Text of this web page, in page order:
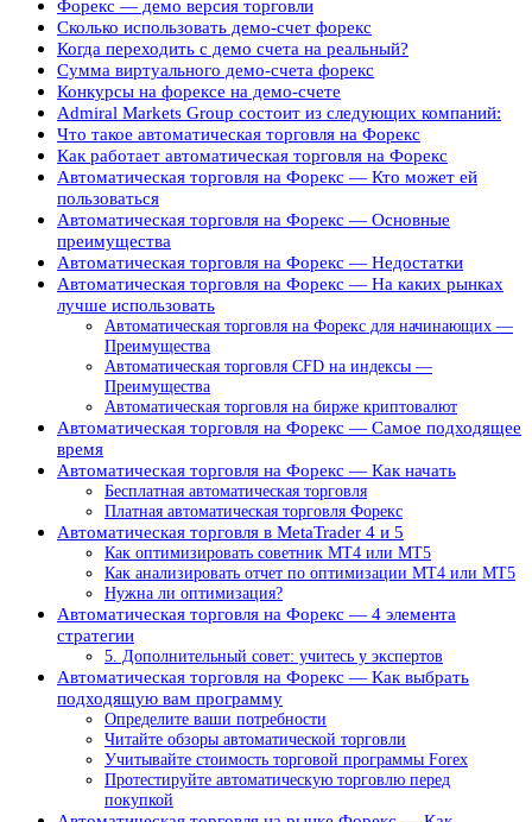
Форекс — демо версия торговли
Сколько использовать демо-счет форекс
Когда переходить с демо счета на реальный?
Сумма виртуального демо-счета форекс
Конкурсы на форексе на демо-счете
Admiral Markets Group состоит из следующих компаний:
Что такое автоматическая торговля на Форекс
Как работает автоматическая торговля на Форекс
Автоматическая торговля на Форекс — Кто может ей
пользоваться
Автоматическая торговля на Форекс — Основные
преимущества
Автоматическая торговля на Форекс — Недостатки
Автоматическая торговля на Форекс — На каких рынках
лучше использовать
Автоматическая торговля на Форекс для начинающих —
Преимущества
Автоматическая торговля CFD на индексы —
Преимущества
Автоматическая торговля на бирже криптовалют
Автоматическая торговля на Форекс — Самое подходящее
время
Автоматическая торговля на Форекс — Как начать
Бесплатная автоматическая торговля
Платная автоматическая торговля Форекс
Автоматическая торговля в MetaTrader 4 и 5
Как оптимизировать советник MT4 или MT5
Как анализировать отчет по оптимизации MT4 или MT5
Нужна ли оптимизация?
Автоматическая торговля на Форекс — 4 элемента
стратегии
5. Дополнительный совет: учитесь у экспертов
Автоматическая торговля на Форекс — Как выбрать
подходящую вам программу
Определите ваши потребности
Читайте обзоры автоматической торговли
Учитывайте стоимость торговой программы Forex
Протестируйте автоматическую торговлю перед
покупкой